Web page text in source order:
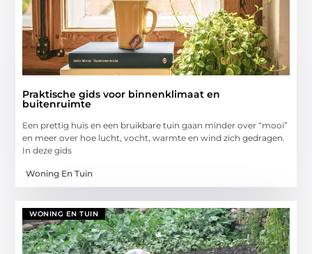
Praktische gids voor binnenklimaat en
buitenruimte
Een prettig huis en een bruikbare tuin gaan minder over “mooi”
en meer over hoe lucht, vocht, warmte en wind zich gedragen.
In deze gids
Woning En Tuin
WONING EN TUIN